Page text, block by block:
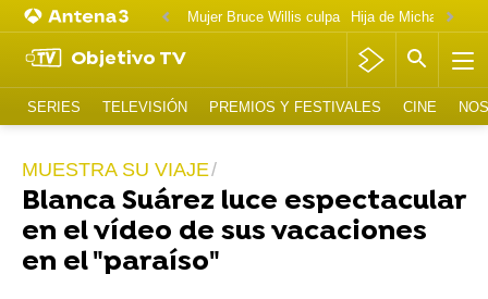
Mujer Bruce Willis culpa
Objetivo TV
SERIES TELEVISIÓN PREMIOS Y FESTIVALES CINE
MUESTRA SU VIAJE
Blanca Suárez luce espectacular
en el vídeo de sus vacaciones
en el "paraíso"